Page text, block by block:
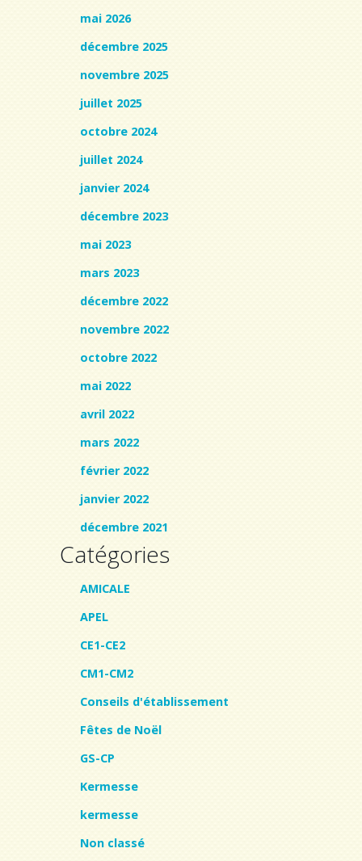
mai 2026
décembre 2025
novembre 2025
juillet 2025
octobre 2024
juillet 2024
janvier 2024
décembre 2023
mai 2023
mars 2023
décembre 2022
novembre 2022
octobre 2022
mai 2022
avril 2022
mars 2022
février 2022
janvier 2022
décembre 2021
Catégories
AMICALE
APEL
CE1-CE2
CM1-CM2
Conseils d'établissement
Fêtes de Noël
GS-CP
Kermesse
kermesse
Non classé